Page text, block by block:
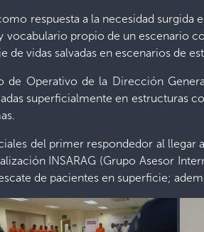
respuesta a la necesidad
propio de un escenario
vidas salvadas en escenarios de
de Operativo de la Dirección
superficialmente en estructuras
del primer respondedor al
INSARAG (Grupo Asesor
de pacientes en superficie;